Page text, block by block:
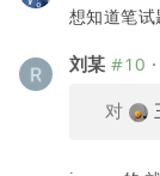
想知道笔
刘某 #10 ·
对